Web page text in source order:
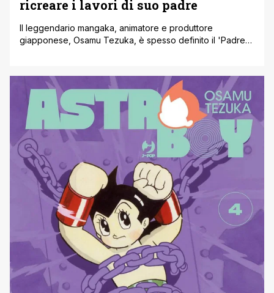
ricreare i lavori di suo padre
Il leggendario mangaka, animatore e produttore
giapponese, Osamu Tezuka, è spesso definito il 'Padre
espressivi e layout dinamici. La carriera di Tezuka ha
gettato le basi per quelli che sono i manga odierni
influenzando generazioni di mangaka. Infatti il [']